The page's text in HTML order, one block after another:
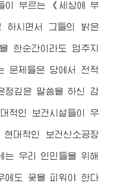
이 부르는 《세상에 부
하시면서 그들의 밝은
한순간이라도 멈추지
문제들은 당에서 전적
정깊은 말씀을 하신 감
적인 보건시설들이 우
대적인 보건산소공장
는 우리 인민들을 위해
에도 꽃을 피워야 한다